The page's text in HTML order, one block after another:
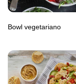
Bowl vegetariano